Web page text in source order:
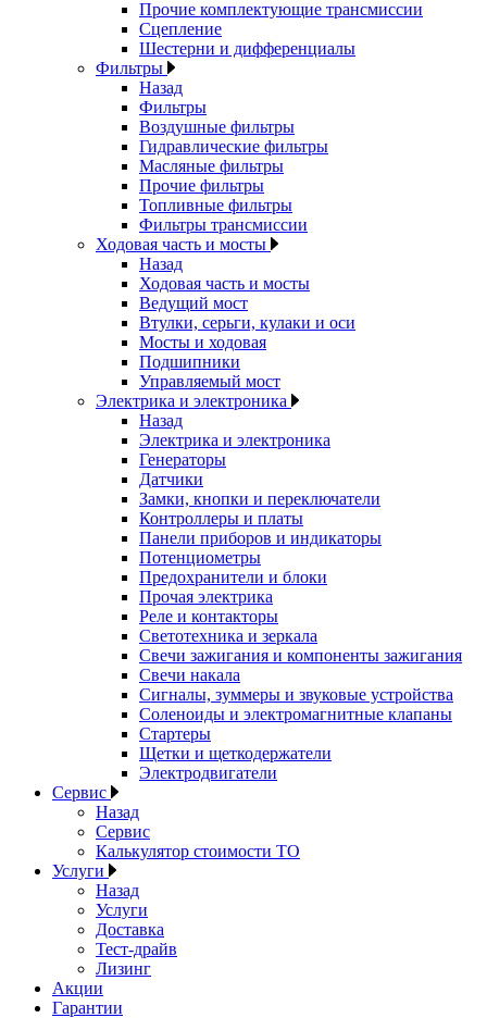
Прочие комплектующие трансмиссии
Сцепление
Шестерни и дифференциалы
Фильтры
Назад
Фильтры
Воздушные фильтры
Гидравлические фильтры
Масляные фильтры
Прочие фильтры
Топливные фильтры
Фильтры трансмиссии
Ходовая часть и мосты
Назад
Ходовая часть и мосты
Ведущий мост
Втулки, серьги, кулаки и оси
Мосты и ходовая
Подшипники
Управляемый мост
Электрика и электроника
Назад
Электрика и электроника
Генераторы
Датчики
Замки, кнопки и переключатели
Контроллеры и платы
Панели приборов и индикаторы
Потенциометры
Предохранители и блоки
Прочая электрика
Реле и контакторы
Светотехника и зеркала
Свечи зажигания и компоненты зажигания
Свечи накала
Сигналы, зуммеры и звуковые устройства
Соленоиды и электромагнитные клапаны
Стартеры
Щетки и щеткодержатели
Электродвигатели
Сервис
Назад
Сервис
Калькулятор стоимости ТО
Услуги
Назад
Услуги
Доставка
Тест-драйв
Лизинг
Акции
Гарантии